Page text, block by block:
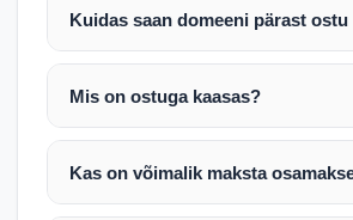
AUTH (EPP) koodi. Selle abil saate
Domeeni ülekandmine toimub
tööpäeva. Täpsemad juhised
posti teel pärast tehingu
Kuidas saan domeeni pärast ostu
Pärast ostu vormistamist
Maksekinnituse järel edastame
enda valitud registripidaja juurde.
Mis on ostuga kaasas?
Ostuga kaasas on domeeninime
Veebimajutust ja e-posti
Kas on võimalik maksta